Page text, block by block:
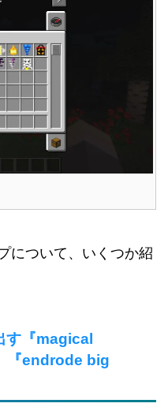
について、いくつか紹
す『magical
『endrode big